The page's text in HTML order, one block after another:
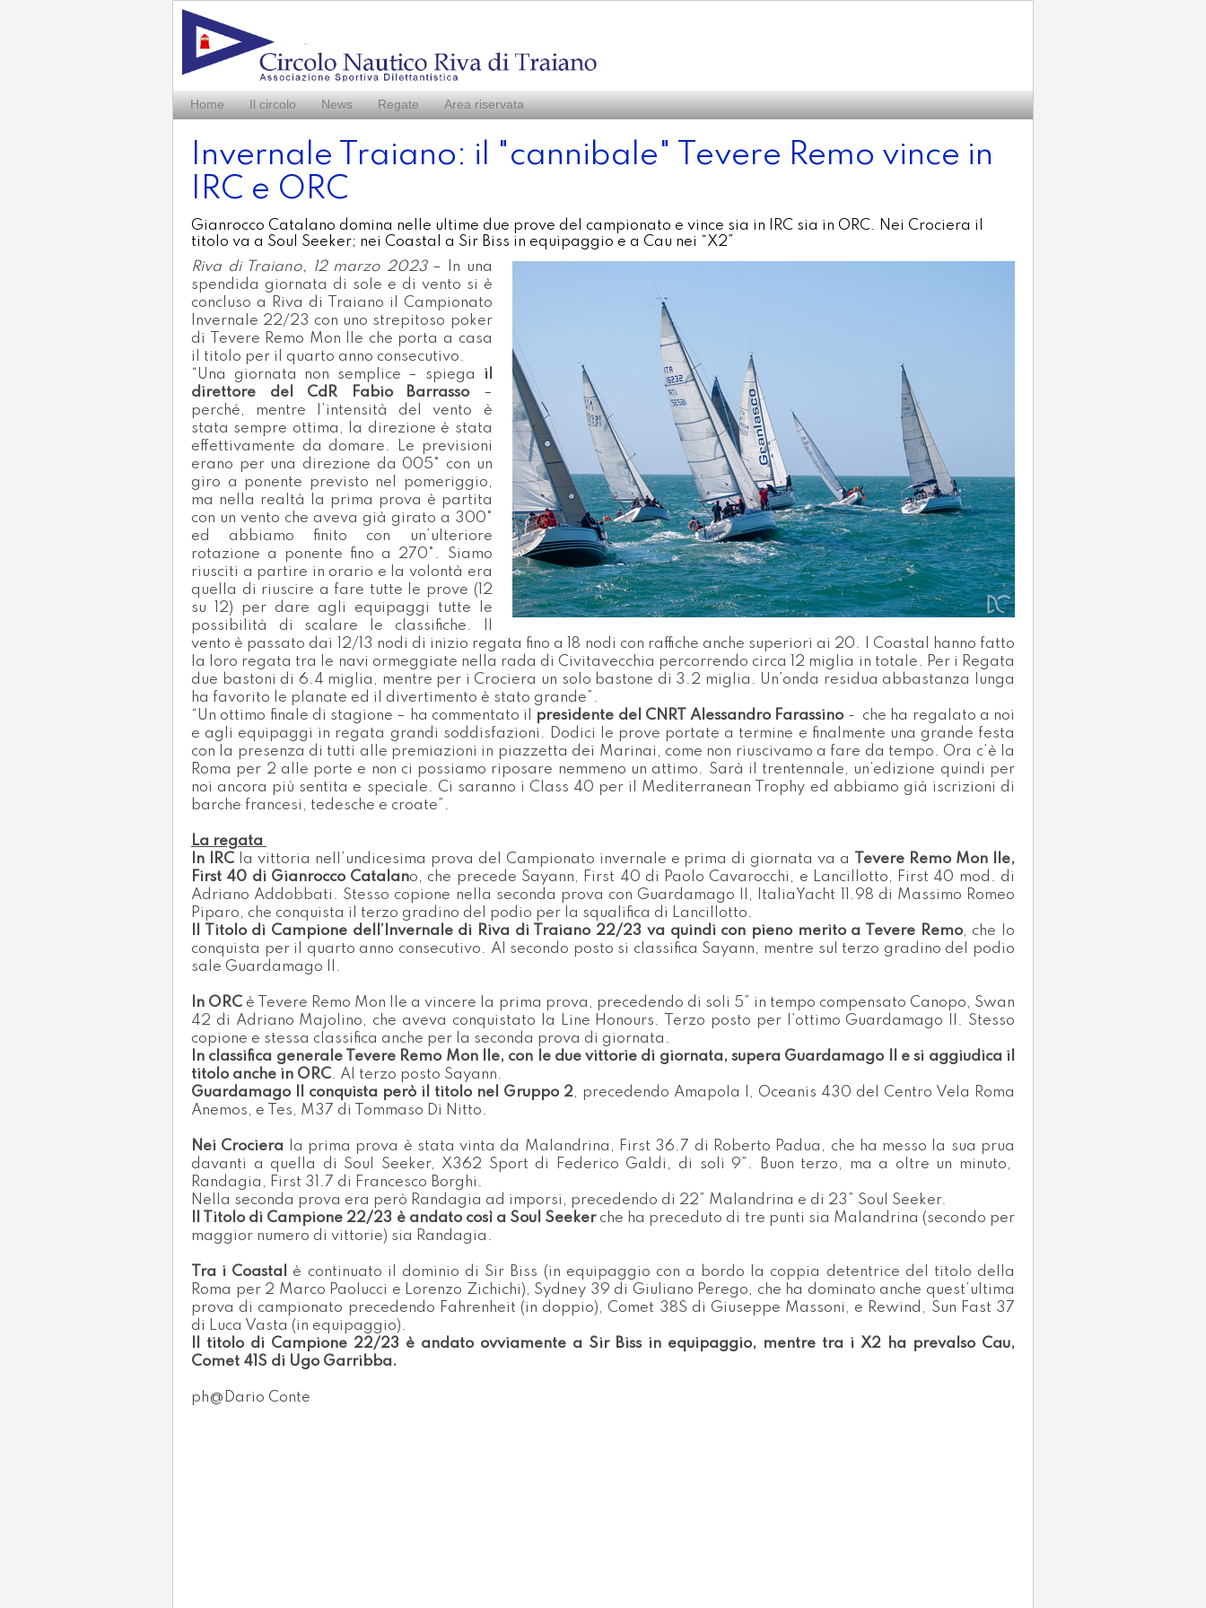
Home Il circolo News Regate Area riservata
Invernale Traiano: il "cannibale" Tevere Remo vince in
IRC e ORC
Gianrocco Catalano domina nelle ultime due prove del campionato e vince sia in IRC sia in ORC. Nei Crociera il
titolo va a Soul Seeker; nei Coastal a Sir Biss in equipaggio e a Cau nei “X2”
Riva di Traiano, 12 marzo 2023– In una
spendida giornata di sole e di vento si è
concluso a Riva di Traiano il Campionato
Invernale 22/23 con uno strepitoso poker
di Tevere Remo Mon Ile che porta a casa
il titolo per il quarto anno consecutivo.
“Una giornata non semplice – spiega il
direttore del CdR Fabio Barrasso –
perché, mentre l’intensità del vento è
stata sempre ottima, la direzione è stata
effettivamente da domare. Le previsioni
erano per una direzione da 005° con un
giro a ponente previsto nel pomeriggio,
ma nella realtà la prima prova è partita
con un vento che aveva già girato a 300°
ed abbiamo finito con un’ulteriore
rotazione a ponente fino a 270°. Siamo
riusciti a partire in orario e la volontà era
quella di riuscire a fare tutte le prove (12
su 12) per dare agli equipaggi tutte le
possibilità di scalare le classifiche. Il
vento è passato dai 12/13 nodi di inizio regata fino a 18 nodi con raffiche anche superiori ai 20. I Coastal hanno fatto
la loro regata tra le navi ormeggiate nella rada di Civitavecchia percorrendo circa 12 miglia in totale. Per i Regata
due bastoni di 6.4 miglia, mentre per i Crociera un solo bastone di 3.2 miglia. Un’onda residua abbastanza lunga
ha favorito le planate ed il divertimento è stato grande”.
“Un ottimo finale di stagione – ha commentato il
presidente del CNRT Alessandro Farassino - che ha regalato a noi
e agli equipaggi in regata grandi soddisfazioni. Dodici le prove portate a termine e finalmente una grande festa
con la presenza di tutti alle premiazioni in piazzetta dei Marinai, come non riuscivamo a fare da tempo. Ora c’è la
Roma per 2 alle porte e non ci possiamo riposare nemmeno un attimo. Sarà il trentennale, un’edizione quindi per
noi ancora più sentita e speciale. Ci saranno i Class 40 per il Mediterranean Trophy ed abbiamo già iscrizioni di
barche francesi, tedesche e croate”.
La regata
In IRCla vittoria nell’undicesima prova del Campionato invernale e prima di giornata va a
Tevere Remo Mon Ile,
First 40 di Gianrocco Catalano, che precede Sayann, First 40 di Paolo Cavarocchi, e Lancillotto, First 40 mod. di
Adriano Addobbati. Stesso copione nella seconda prova con Guardamago II, ItaliaYacht 11.98 di Massimo Romeo
Piparo, che conquista il terzo gradino del podio per la squalifica di Lancillotto.
Il Titolo di Campione dell’Invernale di Riva di Traiano 22/23 va quindi con pieno merito a Tevere Remo, che lo
conquista per il quarto anno consecutivo. Al secondo posto si classifica Sayann, mentre sul terzo gradino del podio
sale Guardamago II.
In ORC è Tevere Remo Mon Ile a vincere la prima prova, precedendo di soli 5” in tempo compensato Canopo, Swan
42 di Adriano Majolino, che aveva conquistato la Line Honours. Terzo posto per l’ottimo Guardamago II. Stesso
copione e stessa classifica anche per la seconda prova di giornata.
In classifica generale Tevere Remo Mon Ile, con le due vittorie di giornata, supera Guardamago II e si aggiudica il
titolo anche in ORC. Al terzo posto Sayann.
Guardamago II conquista però il titolo nel Gruppo 2, precedendo Amapola I, Oceanis 430 del Centro Vela Roma
Anemos, e Tes, M37 di Tommaso Di Nitto.
Nei Crociera la prima prova è stata vinta da Malandrina, First 36.7 di Roberto Padua, che ha messo la sua prua
davanti a quella di Soul Seeker, X362 Sport di Federico Galdi, di soli 9”. Buon terzo, ma a oltre un minuto,
Randagia, First 31.7 di Francesco Borghi.
Nella seconda prova era però Randagia ad imporsi, precedendo di 22” Malandrina e di 23” Soul Seeker.
Il Titolo di Campione 22/23 è andato così a Soul Seekerche ha preceduto di tre punti sia Malandrina (secondo per
maggior numero di vittorie) sia Randagia.
Tra i Coastal è continuato il dominio di Sir Biss (in equipaggio con a bordo la coppia detentrice del titolo della
Roma per 2 Marco Paolucci e Lorenzo Zichichi), Sydney 39 di Giuliano Perego, che ha dominato anche quest’ultima
prova di campionato precedendo Fahrenheit (in doppio), Comet 38S di Giuseppe Massoni, e Rewind, Sun Fast 37
di Luca Vasta (in equipaggio).
Il titolo di Campione 22/23 è andato ovviamente a Sir Biss in equipaggio, mentre tra i X2 ha prevalso Cau,
Comet 41S di Ugo Garribba.
ph@Dario Conte